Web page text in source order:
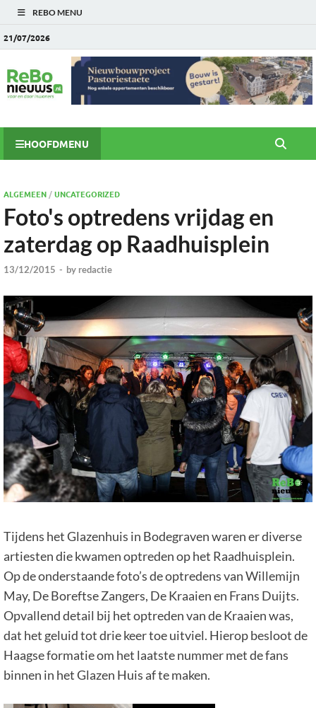
REBO MENU
21/07/2026
HOOFDMENU
ALGEMEEN/UNCATEGORIZED
Foto's optredens vrijdag en
zaterdag op Raadhuisplein
13/12/2015 - by redactie
Tijdens het Glazenhuis in Bodegraven waren er diverse
artiesten die kwamen optreden op het Raadhuisplein.
Op de onderstaande foto’s de optredens van Willemijn
May, De Boreftse Zangers, De Kraaien en Frans Duijts.
Opvallend detail bij het optreden van de Kraaien was,
dat het geluid tot drie keer toe uitviel. Hierop besloot de
Haagse formatie om het laatste nummer met de fans
binnen in het Glazen Huis af te maken.